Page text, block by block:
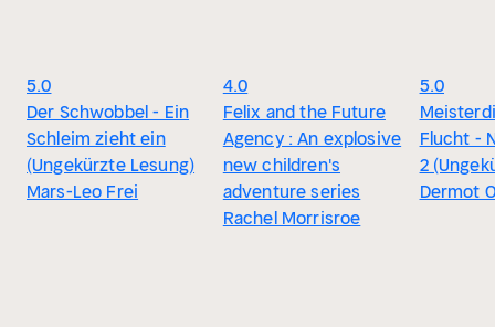
5.0
Der Schwobbel - Ein
Schleim zieht ein
(Ungekürzte Lesung)
Mars-Leo Frei
4.0
Felix and the Future
Agency : An explosive
new children's
adventure series
Rachel Morrisroe
5.0
Flucht -
2
Dermot